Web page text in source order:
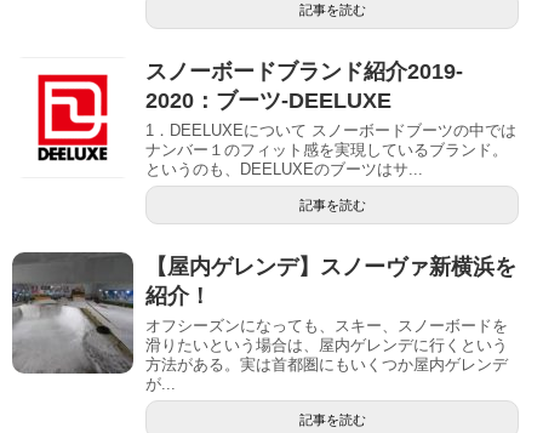
記事を読む
スノーボードブランド紹介2019-
2020：ブーツ-DEELUXE
1．DEELUXEについて スノーボードブーツの中では
ナンバー１のフィット感を実現しているブランド。
というのも、DEELUXEのブーツはサ...
記事を読む
【屋内ゲレンデ】スノーヴァ新横浜を
紹介！
オフシーズンになっても、スキー、スノーボードを
滑りたいという場合は、屋内ゲレンデに行くという
方法がある。実は首都圏にもいくつか屋内ゲレンデ
が...
記事を読む